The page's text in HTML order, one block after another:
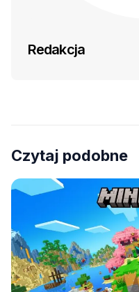
Redakcja
Czytaj podobne